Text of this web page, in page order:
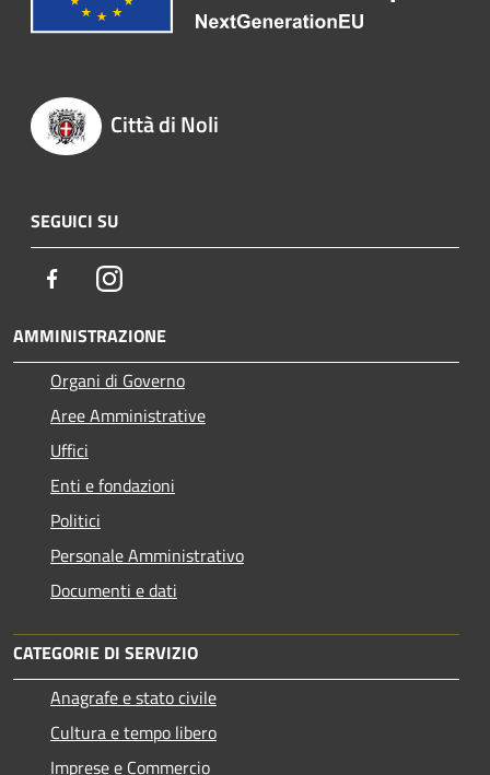
Città di Noli
SEGUICI SU
FacebookInstagram
AMMINISTRAZIONE
Organi di Governo
Aree Amministrative
Uffici
Enti e fondazioni
Politici
Personale Amministrativo
Documenti e dati
CATEGORIE DI SERVIZIO
Anagrafe e stato civile
Cultura e tempo libero
Imprese e Commercio